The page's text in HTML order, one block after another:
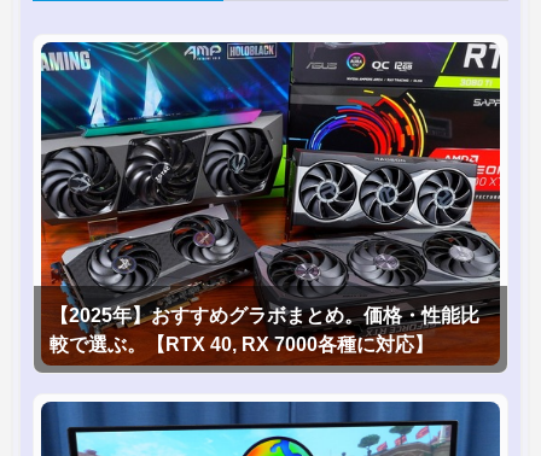
【2025年】おすすめグラボまとめ。価格・性能比
較で選ぶ。【RTX 40, RX 7000各種に対応】